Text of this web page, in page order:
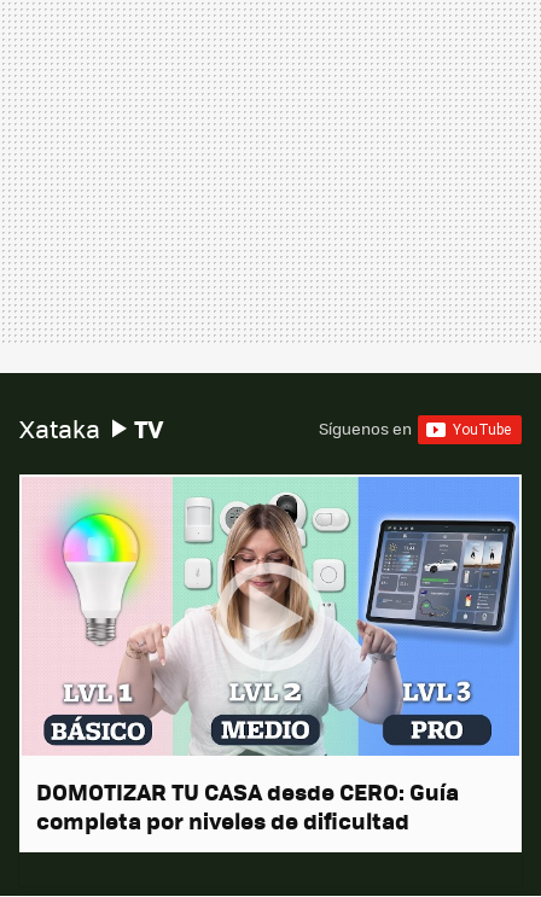
Xataka TV Síguenos en
DOMOTIZAR TU CASA desde CERO: Guía
completa por niveles de dificultad